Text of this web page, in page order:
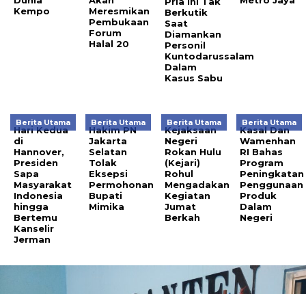
Kempo
Meresmikan
Pembukaan
Forum
Halal 20
Berkutik
Saat
Diamankan
Personil
Kuntodarussalam
Dalam
Kasus Sabu
Berita Utama
Hari Kedua
di
Hannover,
Presiden
Sapa
Masyarakat
Indonesia
hingga
Bertemu
Kanselir
Jerman
Berita Utama
Hakim PN
Jakarta
Selatan
Tolak
Eksepsi
Permohonan
Bupati
Mimika
Berita Utama
Kejaksaan
Negeri
Rokan Hulu
(Kejari)
Rohul
Mengadakan
Kegiatan
Jumat
Berkah
Berita Utama
Kasal Dan
Wamenhan
RI Bahas
Program
Peningkatan
Penggunaan
Produk
Dalam
Negeri